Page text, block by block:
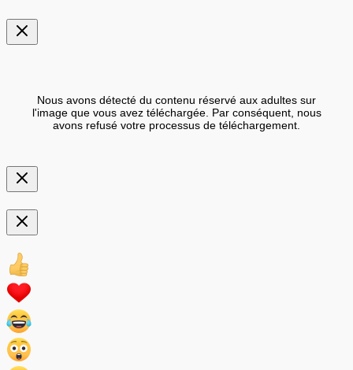
Nous avons détecté du contenu réservé aux adultes sur
l'image que vous avez téléchargée. Par conséquent, nous
avons refusé votre processus de téléchargement.